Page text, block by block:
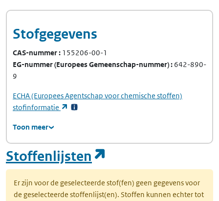
Stofgegevens
CAS-nummer 155206-00-1
EG-nummer(Europees Gemeenschap-nummer) 642-890-
9
ECHA(Europees Agentschap voor chemische stoffen)
stofinformatie
(opent in een nieuw tabblad)
Toon meer
Stoffenlijsten
Er zijn voor de geselecteerde stof(fen) geen gegevens voor
de geselecteerde stoffenlijst(en). Stoffen kunnen echter tot